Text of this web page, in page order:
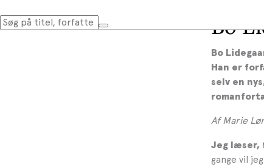
Bo
Bo
Han er
selv en
Af Marie
Jeg læser,
gange vil